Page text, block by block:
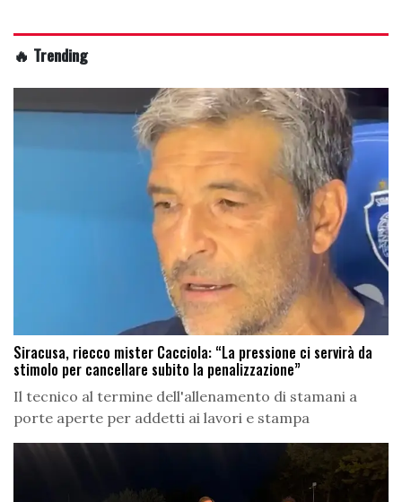
🔥 Trending
Siracusa, riecco mister Cacciola: “La pressione ci servirà da
stimolo per cancellare subito la penalizzazione”
Il tecnico al termine dell'allenamento di stamani a
porte aperte per addetti ai lavori e stampa